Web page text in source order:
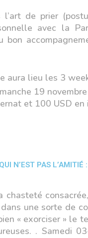
de prier
avec la
aura lieu les 3
19
et 100 USD en
N’EST PAS
une sorte de
« exorciser » le
. Samedi